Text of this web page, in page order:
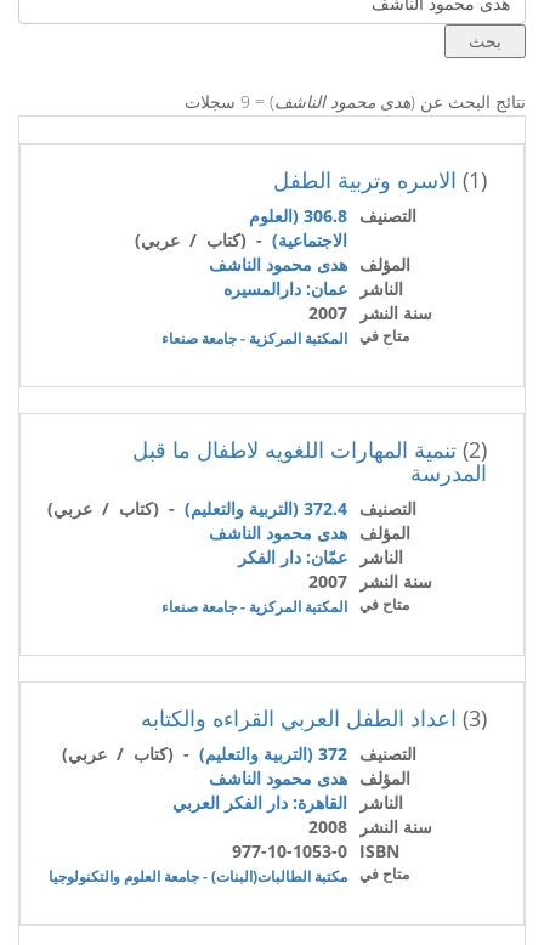
نتائج البحث عن (هدى محمود الناشف) = 9 سجلات
(1) الاسره وتربية الطفل
التصنيف
306.8 (العلوم
الاجتماعية) - (كتاب / عربي)
المؤلف هدى محمود الناشف
الناشر
عمان: دارالمسيره
سنة النشر
2007
متاح في المكتبة المركزية - جامعة صنعاء
(2) تنمية المهارات اللغويه لاطفال ما قبل
المدرسة
التصنيف 372.4 (التربية والتعليم)
- (كتاب / عربي)
المؤلف هدى محمود الناشف
الناشر
عمّان: دار الفكر
سنة النشر
2007
متاح في المكتبة المركزية - جامعة صنعاء
(3) اعداد الطفل العربي القراءه والكتابه
التصنيف 372 (التربية والتعليم)
- (كتاب / عربي)
المؤلف هدى محمود الناشف
الناشر
القاهرة: دار الفكر العربي
سنة النشر
2008
ISBN
977-10-1053-0
متاح في مكتبة الطالبات(البنات) - جامعة العلوم والتكنولوجيا